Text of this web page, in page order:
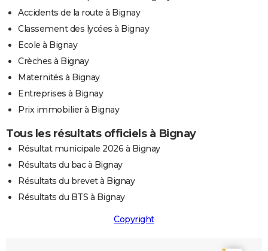
Accidents de la route à Bignay
Classement des lycées à Bignay
Ecole à Bignay
Crèches à Bignay
Maternités à Bignay
Entreprises à Bignay
Prix immobilier à Bignay
Tous les résultats officiels à Bignay
Résultat municipale 2026 à Bignay
Résultats du bac à Bignay
Résultats du brevet à Bignay
Résultats du BTS à Bignay
Copyright